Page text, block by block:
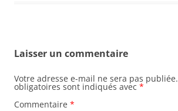
Laisser un commentaire
Votre adresse e-mail ne sera pas publiée.
obligatoires sont indiqués avec *
Commentaire *